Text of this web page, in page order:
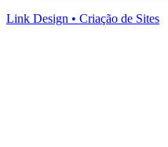
Link Design • Criação de Sites